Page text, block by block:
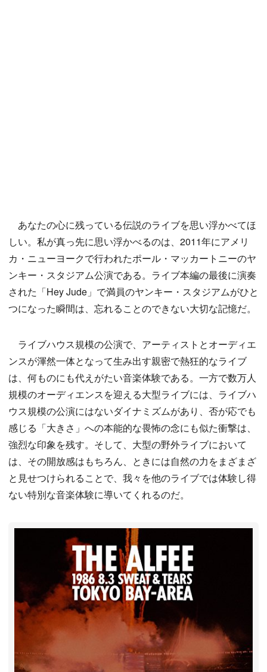
あなたの心に残っている伝説のライブを思い浮かべてほ
しい。私が真っ先に思い浮かべるのは、2011年にアメリ
カ・ニューヨークで行われたポール・マッカートニーのヤ
ンキー・スタジアム公演である。ライブ本編の最後に演奏
された「Hey Jude」で満員のヤンキー・スタジアムがひと
つになった瞬間は、忘れることのできない大切な記憶だ。
ライブハウス規模の公演で、アーティストとオーディエ
ンスが渾然一体となって生み出す親密で熱狂的なライブ
は、何ものにも代えがたい音楽体験である。一方で数万人
規模のオーディエンスを迎える大型ライブには、ライブハ
ウス規模の公演にはないダイナミズムがあり、否が応でも
感じる「大きさ」への本能的な畏怖の念にも似た衝撃は、
強烈な印象を残す。そして、大型の野外ライブにおいて
は、その開放感はもちろん、ときには自然の力をまざまざ
と見せつけられることで、我々を他のライブでは体験し得
ない特別な音楽体験に導いてくれるのだ。